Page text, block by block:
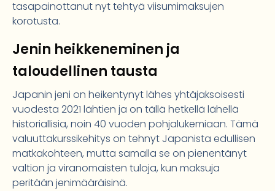
tasapainottanut nyt tehtyä viisumimaksujen
korotusta.
Jenin heikkeneminen ja
taloudellinen tausta
Japanin jeni on heikentynyt lähes yhtäjaksoisesti
vuodesta 2021 lähtien ja on tällä hetkellä lähellä
historiallisia, noin 40 vuoden pohjalukemiaan. Tämä
valuuttakurssikehitys on tehnyt Japanista edullisen
matkakohteen, mutta samalla se on pienentänyt
valtion ja viranomaisten tuloja, kun maksuja
peritään jenimääräisinä.